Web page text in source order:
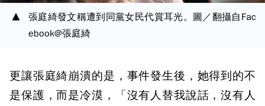
張庭綺發文稱遭到同黨女民代賞耳光。圖／翻攝自Fac
ebook@張庭綺
更讓張庭綺崩潰的是，事件發生後，她得到的不
是保護，而是冷漠，「沒有人替我說話，沒有人